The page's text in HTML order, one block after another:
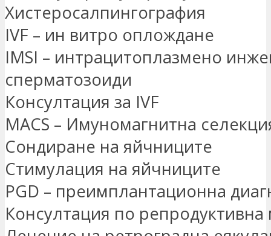
Хистеросалпингография
IVF – ин витро оплождане
IMSI – интрацитоплазмено
сперматозоиди
Консултация за IVF
MACS – Имуномагнитна
Сондиране на яйчниците
Стимулация на яйчниците
PGD – преимплантационна
Консултация по